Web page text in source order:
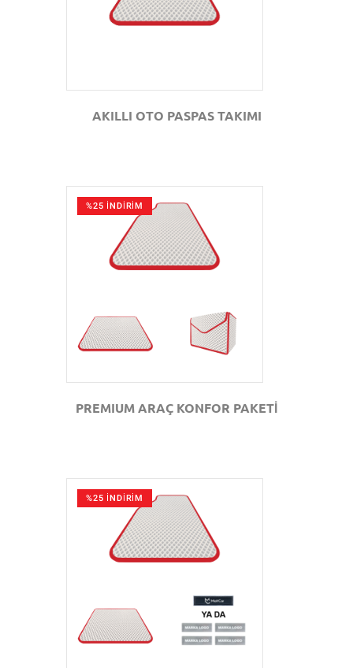
AKILLI OTO PASPAS TAKIMI
%25 İNDİRİM
PREMIUM ARAÇ KONFOR PAKETİ
%25 İNDİRİM